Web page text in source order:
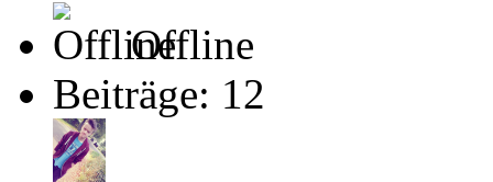
Offline
Beiträge: 12